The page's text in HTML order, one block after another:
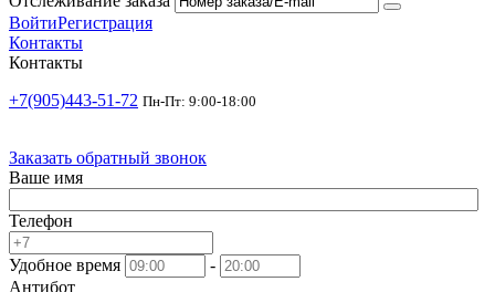
ВойтиРегистрация
Контакты
Контакты
+7(905)443-51-72 Пн-Пт: 9:00-18:00
Заказать обратный звонок
Ваше имя
Телефон
Удобное время
-
Антибот